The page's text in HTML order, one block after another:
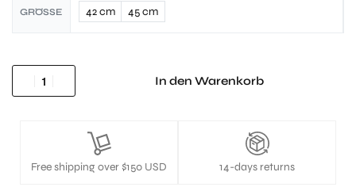
GRÖSSE 42 cm 45 cm
In den Warenkorb
Free shipping over $150 USD 14-days returns